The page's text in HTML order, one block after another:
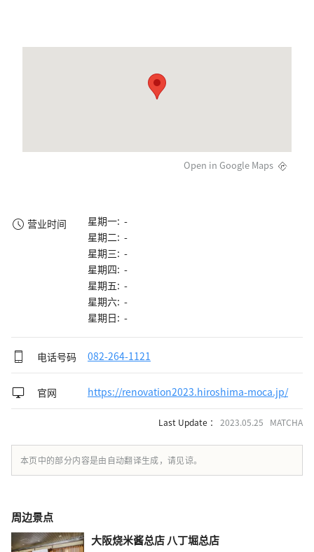
Open in Google Maps
营业时间
星期一: -
星期二: -
星期三: -
星期四: -
星期五: -
星期六: -
星期日: -
电话号码 082-264-1121
官网 https://renovation2023.hiroshima-moca.jp/
Last Update ： 2023.05.25 MATCHA
本页中的部分内容是由自动翻译生成，请见谅。
周边景点
大阪烧米酱总店 八丁堀总店